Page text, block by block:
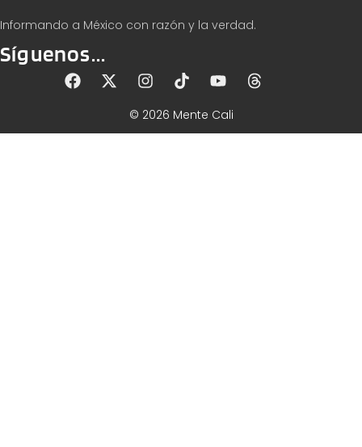
Informando a México con razón y la verdad.
Síguenos...
© 2026 Mente Cali